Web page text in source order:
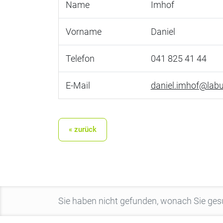
Name Imhof
Vorname Daniel
Telefon 041 825 41 44
E-Mail
« zurück